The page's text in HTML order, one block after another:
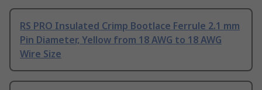
RS PRO Insulated Crimp Bootlace Ferrule 2.1 mm
Pin Diameter, Yellow from 18 AWG to 18 AWG
Wire Size